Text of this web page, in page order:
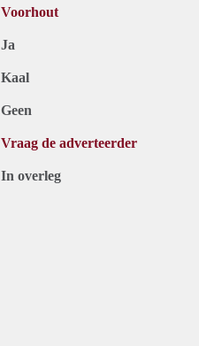
Voorhout
Ja
Kaal
Geen
Vraag de adverteerder
In overleg